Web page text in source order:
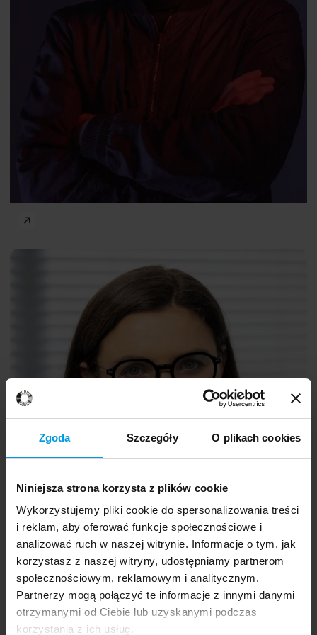
Zgoda Szczegóły O plikach cookies
Niniejsza strona korzysta z plików cookie
Wykorzystujemy pliki cookie do spersonalizowania treści
i reklam, aby oferować funkcje społecznościowe i
analizować ruch w naszej witrynie. Informacje o tym, jak
korzystasz z naszej witryny, udostępniamy partnerom
społecznościowym, reklamowym i analitycznym.
Partnerzy mogą połączyć te informacje z innymi danymi
otrzymanymi od Ciebie lub uzyskanymi podczas
korzystania z ich usług.
prof.
Michał Kosiński
Człowiek a technologie